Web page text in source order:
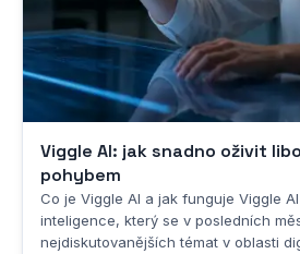
Viggle AI: jak snadno oživit
pohybem
Co je Viggle AI a jak funguje Viggle
inteligence, který se v posledních
nejdiskutovanějších témat v oblasti